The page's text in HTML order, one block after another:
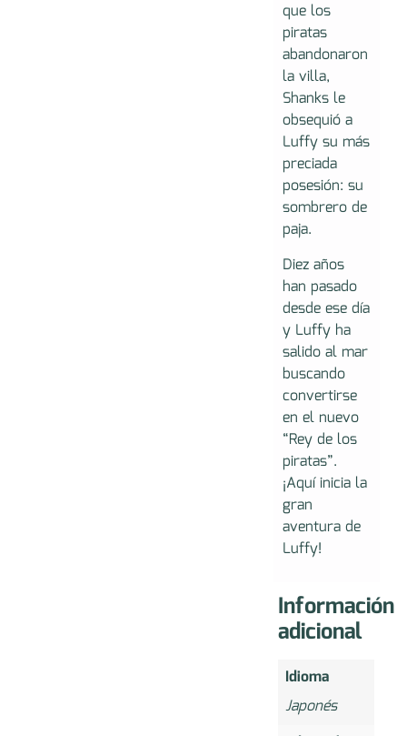
que los
piratas
abandonaron
la villa,
Shanks le
obsequió a
Luffy su más
preciada
posesión: su
sombrero de
paja.
Diez años
han pasado
desde ese día
y Luffy ha
salido al mar
buscando
convertirse
en el nuevo
“Rey de los
piratas”.
¡Aquí inicia la
gran
aventura de
Luffy!
Información
adicional
Idioma
Japonés